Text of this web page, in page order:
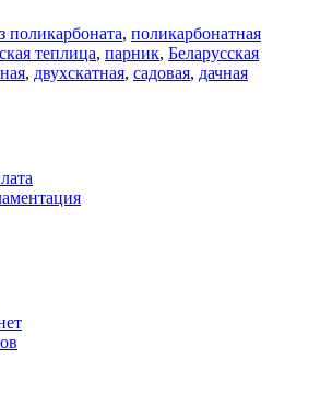
поликарбоната, поликарбонатная
теплица, парник, Беларусская
, двухскатная, садовая, дачная